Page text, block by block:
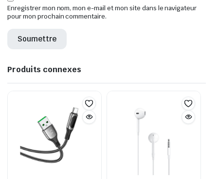
Enregistrer mon nom, mon e-mail et mon site dans le navigateur
pour mon prochain commentaire.
Produits connexes